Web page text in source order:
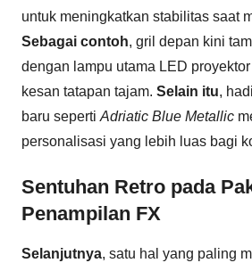
untuk meningkatkan stabilitas saat
Sebagai contoh, gril depan kini
dengan lampu utama LED
kesan tatapan tajam. Selain itu,
baru seperti Adriatic Blue Metallic
personalisasi yang lebih luas bagi
Sentuhan Retro pada
Penampilan FX
Selanjutnya, satu hal yang paling